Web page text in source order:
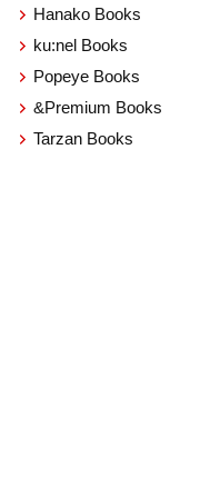
Hanako Books
ku:nel Books
Popeye Books
&Premium Books
Tarzan Books